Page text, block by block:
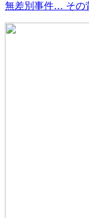
無差別事件… その